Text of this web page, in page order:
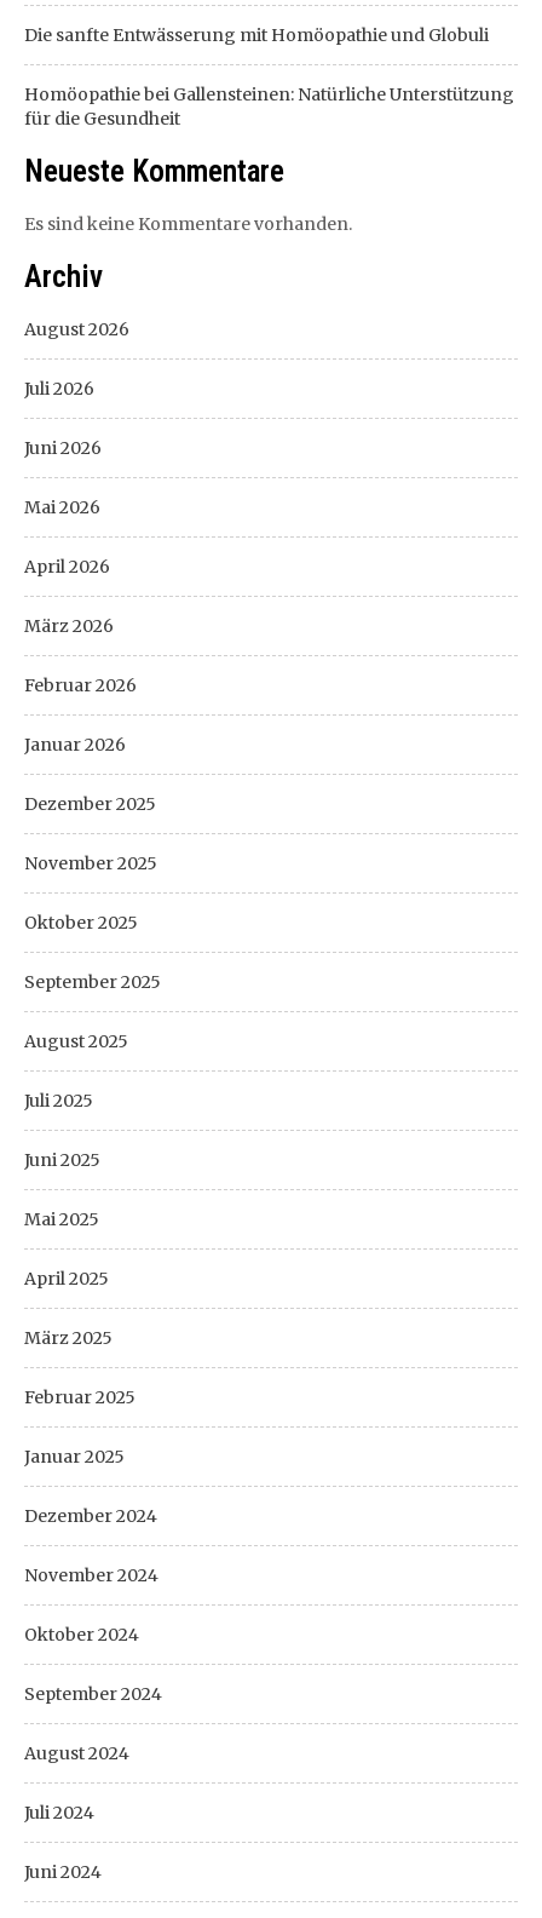
Die sanfte Entwässerung mit Homöopathie und Globuli
Homöopathie bei Gallensteinen: Natürliche Unterstützung
für die Gesundheit
Neueste Kommentare
Es sind keine Kommentare vorhanden.
Archiv
August 2026
Juli 2026
Juni 2026
Mai 2026
April 2026
März 2026
Februar 2026
Januar 2026
Dezember 2025
November 2025
Oktober 2025
September 2025
August 2025
Juli 2025
Juni 2025
Mai 2025
April 2025
März 2025
Februar 2025
Januar 2025
Dezember 2024
November 2024
Oktober 2024
September 2024
August 2024
Juli 2024
Juni 2024